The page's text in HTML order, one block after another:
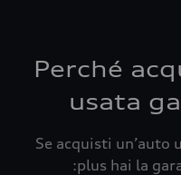
Perché
usata
Se acquisti un’auto
:plus hai la